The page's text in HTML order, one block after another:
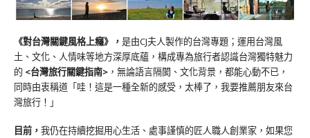
《對台灣關鍵風格上癮》 ， 是由CJ夫人製作的台灣專題；運用台灣風
土、文化、人情味等地方深厚底蘊，構成專為旅行者認識台灣獨特魅力
的 <台灣旅行關鍵指南> ，無論語言隔閡、文化背景，都能心動不已，
同時由衷稱道「哇！這是一種全新的感受，太棒了，我要推薦朋友來台
灣旅行！」
目前， 我仍在持續挖掘用心生活、處事謹慎的匠人職人創業家，如果您